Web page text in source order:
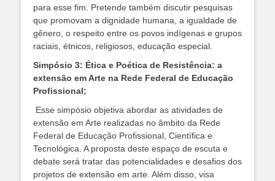
para esse fim. Pretende também discutir pesquisas
que promovam a dignidade humana, a igualdade de
gênero, o respeito entre os povos indígenas e grupos
raciais, étnicos, religiosos, educação especial.
Simpósio 3: Ética e Poética de Resistência: a
extensão em Arte na Rede Federal de Educação
Profissional;
Esse simpósio objetiva abordar as atividades de
extensão em Arte realizadas no âmbito da Rede
Federal de Educação Profissional, Científica e
Tecnológica. A proposta deste espaço de escuta e
debate será tratar das potencialidades e desafios dos
projetos de extensão em arte. Além disso, visa